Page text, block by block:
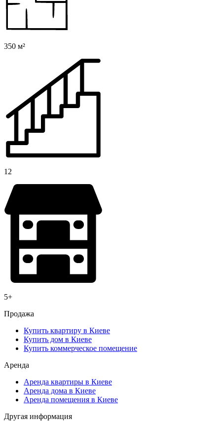
350 м²
12
5+
Продажa
Купить квартиру в Киеве
Купить дом в Киеве
Купить коммерческое помещение
Аренда
Аренда квартиры в Киеве
Аренда дома в Киеве
Аренда помещения в Киеве
Другая информация